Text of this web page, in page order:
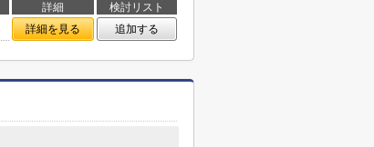
詳細
検討リスト
詳細を見る 追加する